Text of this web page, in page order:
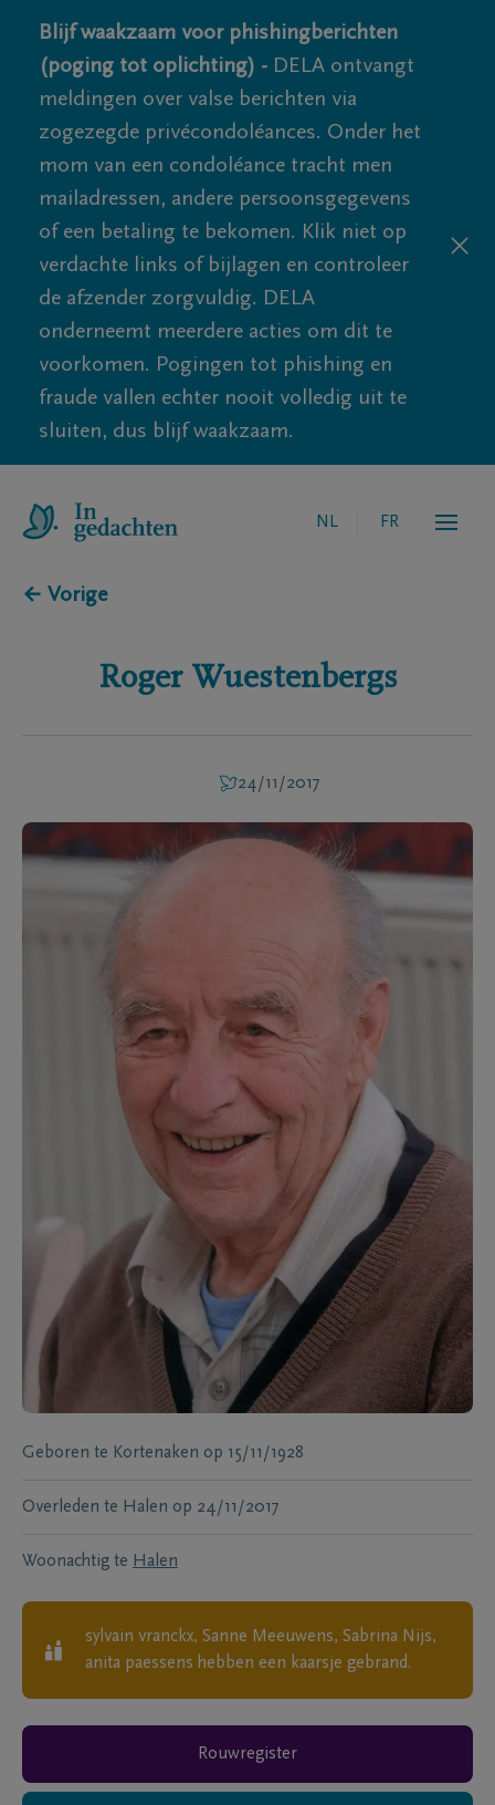
Blijf waakzaam voor phishingberichten
(poging tot oplichting) - DELA ontvangt
meldingen over valse berichten via
zogezegde privécondoléances. Onder het
mom van een condoléance tracht men
mailadressen, andere persoonsgegevens
of een betaling te bekomen. Klik niet op
verdachte links of bijlagen en controleer
de afzender zorgvuldig. DELA
onderneemt meerdere acties om dit te
voorkomen. Pogingen tot phishing en
fraude vallen echter nooit volledig uit te
sluiten, dus blijf waakzaam.
NL FR
← Vorige
Roger Wuestenbergs
24/11/2017
Geboren te Kortenaken op 15/11/1928
Overleden te Halen op 24/11/2017
Woonachtig te Halen
sylvain vranckx, Sanne Meeuwens, Sabrina Nijs,
anita paessens hebben een kaarsje gebrand.
Rouwregister